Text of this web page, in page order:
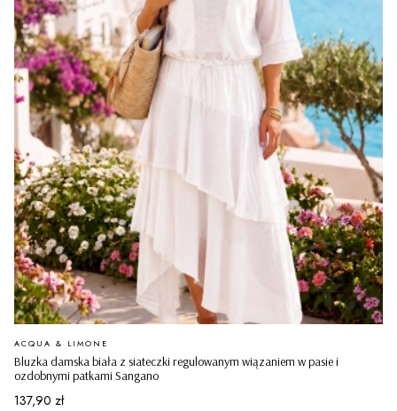
Bluzka damska biała z siateczki regulowanym wiązaniem w pasie i
ozdobnymi patkami Sangano
PRODUCENT
ACQUA & LIMONE
Cena
137,90 zł